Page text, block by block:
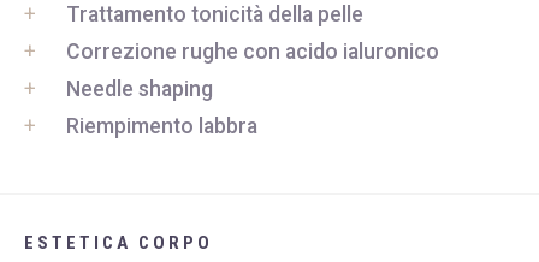
Trattamento tonicità della pelle
Correzione rughe con acido ialuronico
Needle shaping
Riempimento labbra
ESTETICA CORPO